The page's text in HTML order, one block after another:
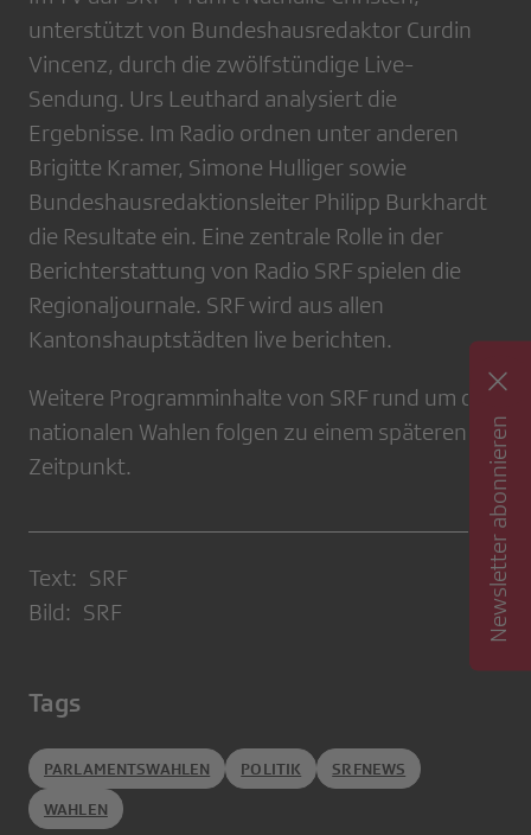
unterstützt von Bundeshausredaktor Curdin
Vincenz, durch die zwölfstündige Live-
Sendung. Urs Leuthard analysiert die
Ergebnisse. Im Radio ordnen unter anderen
Brigitte Kramer, Simone Hulliger sowie
Bundeshausredaktionsleiter Philipp Burkhardt
die Resultate ein. Eine zentrale Rolle in der
Berichterstattung von Radio SRF spielen die
Regionaljournale. SRF wird aus allen
Kantonshauptstädten live berichten.
Weitere Programminhalte von SRF rund um die
nationalen Wahlen folgen zu einem späteren
Zeitpunkt.
Text: SRF
Bild: SRF
Tags
PARLAMENTSWAHLEN POLITIK SRFNEWS
WAHLEN
Newsletter abonnieren